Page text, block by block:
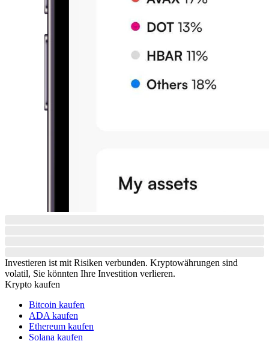
Investieren ist mit Risiken verbunden. Kryptowährungen sind
volatil, Sie könnten Ihre Investition verlieren.
Krypto kaufen
Bitcoin kaufen
ADA kaufen
Ethereum kaufen
Solana kaufen